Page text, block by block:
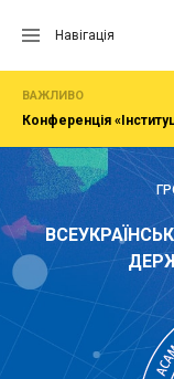
Навігація
ВАЖЛИВО